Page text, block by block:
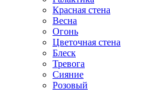
Красная стена
Весна
Огонь
Цветочная стена
Блеск
Тревога
Сияние
Розовый